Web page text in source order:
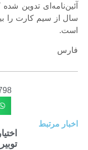
سال از سیم کارت را
است.
فارس
اخبار مرتبط